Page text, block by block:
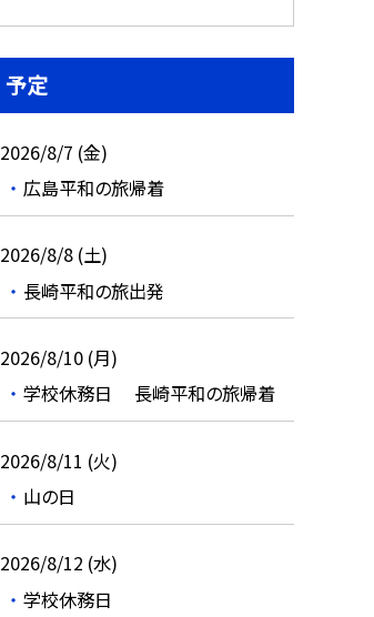
予定
2026/8/7 (金)
広島平和の旅帰着
2026/8/8 (土)
長崎平和の旅出発
2026/8/10 (月)
学校休務日 長崎平和の旅帰着
2026/8/11 (火)
山の日
2026/8/12 (水)
学校休務日